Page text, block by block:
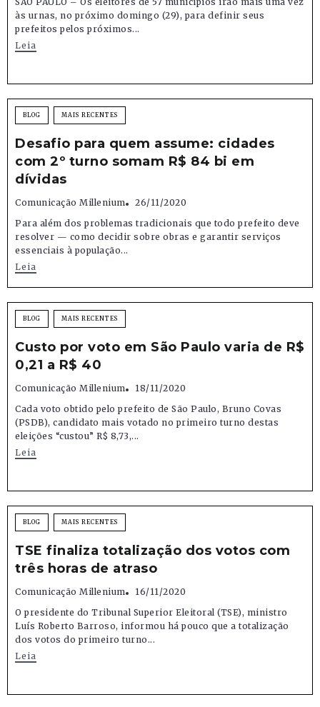
às urnas, no próximo domingo (29), para definir seus
prefeitos pelos próximos...
Leia
BLOG MAIS RECENTES
Desafio para quem assume: cidades
com 2º turno somam R$ 84 bi em
dívidas
Comunicação Millenium
26/11/2020
Para além dos problemas tradicionais que todo prefeito deve
resolver — como decidir sobre obras e garantir serviços
essenciais à população...
Leia
BLOG MAIS RECENTES
Custo por voto em São Paulo varia de R$
0,21 a R$ 40
Comunicação Millenium
18/11/2020
Cada voto obtido pelo prefeito de São Paulo, Bruno Covas
(PSDB), candidato mais votado no primeiro turno destas
eleições “custou” R$ 8,73,...
Leia
BLOG MAIS RECENTES
TSE finaliza totalização dos votos com
três horas de atraso
Comunicação Millenium
16/11/2020
O presidente do Tribunal Superior Eleitoral (TSE), ministro
Luís Roberto Barroso, informou há pouco que a totalização
dos votos do primeiro turno...
Leia